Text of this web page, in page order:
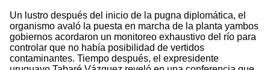
Un lustro después del inicio de la pugna diplomática, el
organismo avaló la puesta en marcha de la planta yambos
gobiernos acordaron un monitoreo exhaustivo del río para
controlar que no había posibilidad de vertidos
contaminantes. Tiempo después, el expresidente